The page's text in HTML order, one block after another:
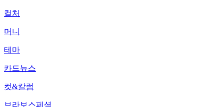
컬처
머니
테마
카드뉴스
컷&칼럼
브라보스페셜